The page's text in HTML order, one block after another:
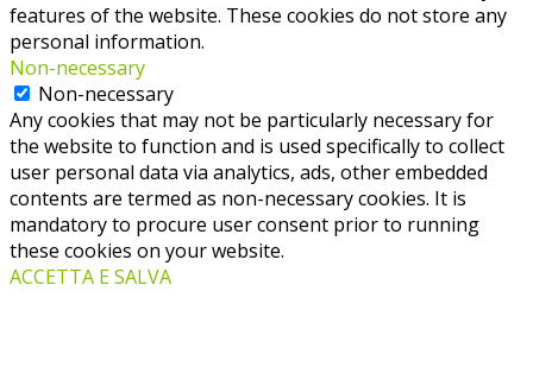
features of the website. These cookies do not store any
personal information.
Non-necessary
Non-necessary
Any cookies that may not be particularly necessary for
the website to function and is used specifically to collect
user personal data via analytics, ads, other embedded
contents are termed as non-necessary cookies. It is
mandatory to procure user consent prior to running
these cookies on your website.
ACCETTA E SALVA